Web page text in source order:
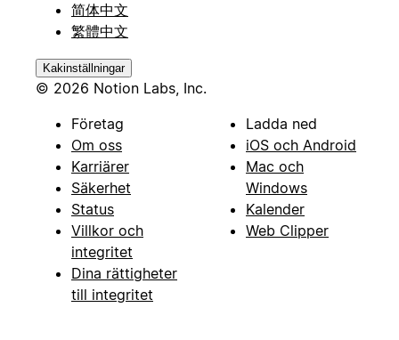
简体中文
繁體中文
Kakinställningar
© 2026 Notion Labs, Inc.
Företag
Om oss
Karriärer
Säkerhet
Status
Villkor och
integritet
Dina rättigheter
till integritet
Ladda ned
iOS och Android
Mac och
Windows
Kalender
Web Clipper